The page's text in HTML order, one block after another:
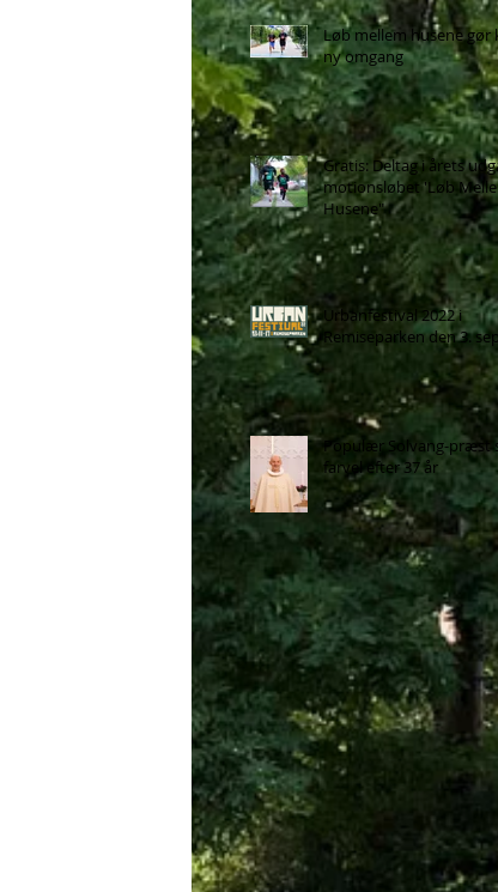
Løb mellem husene gør
ny omgang
Gratis: Deltag i årets
motionsløbet 'Løb
Husene"
Urbanfestival 2022 i
Remiseparken den 3.
Populær Solvang-præst
farvel efter 37 år